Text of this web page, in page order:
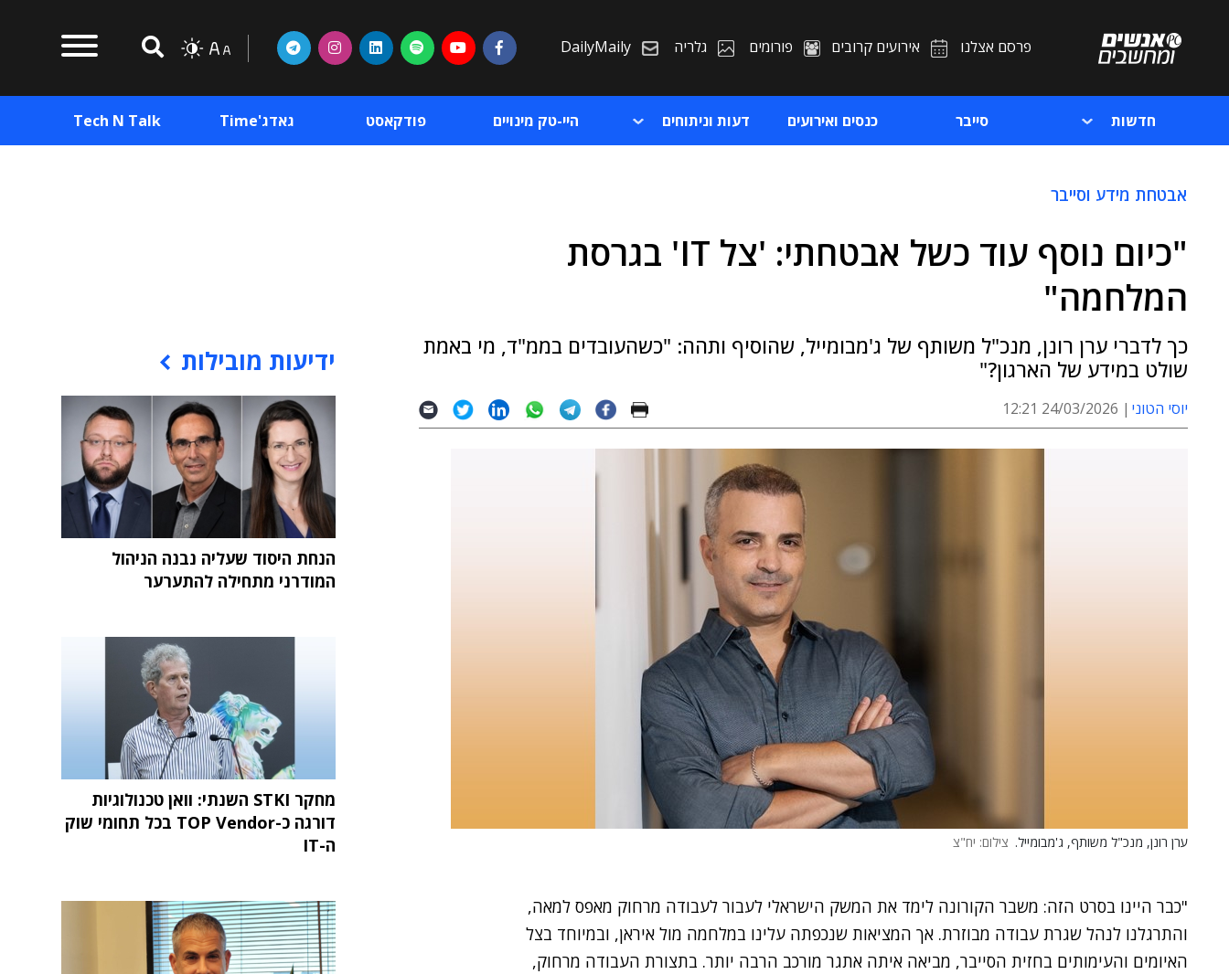
פרסם אצלנו אירועים קרובים פורומים גלריה DailyMaily
חדשות סייבר כנסים ואירועים דעות וניתוחים היי-טק מינויים פודקאסט גאדג'Time Tech N Talk
אבטחת מידע וסייבר
"כיום נוסף עוד כשל אבטחתי: 'צל IT' בגרסת
המלחמה"
כך לדברי ערן רונן, מנכ"ל משותף של ג'מבומייל, שהוסיף ותהה: "כשהעובדים בממ"ד, מי באמת
שולט במידע של הארגון?"
יוסי הטוני 24/03/2026 12:21
ערן רונן, מנכ"ל משותף, ג'מבומייל. צילום: יח"צ
"כבר היינו בסרט הזה: משבר הקורונה לימד את המשק הישראלי לעבור לעבודה מרחוק מאפס למאה,
והתרגלנו לנהל שגרת עבודה מבוזרת. אך המציאות שנכפתה עלינו במלחמה מול איראן, ובמיוחד בצל
האיומים והעימותים בחזית הסייבר, מביאה איתה אתגר מורכב הרבה יותר. בתצורת העבודה מרחוק,
ידיעות מובילות
הנחת היסוד שעליה נבנה הניהול
המודרני מתחילה להתערער
מחקר STKI השנתי: וואן טכנולוגיות
דורגה כ-TOP Vendor בכל תחומי שוק
ה-IT